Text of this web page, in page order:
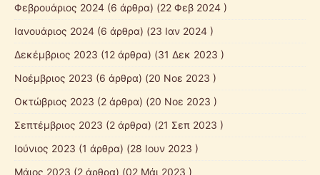
Φεβρουάριος 2024 (6 άρθρα) (22 Φεβ 2024 )
Ιανουάριος 2024 (6 άρθρα) (23 Ιαν 2024 )
Δεκέμβριος 2023 (12 άρθρα) (31 Δεκ 2023 )
Νοέμβριος 2023 (6 άρθρα) (20 Νοε 2023 )
Οκτώβριος 2023 (2 άρθρα) (20 Νοε 2023 )
Σεπτέμβριος 2023 (2 άρθρα) (21 Σεπ 2023 )
Ιούνιος 2023 (1 άρθρα) (28 Ιουν 2023 )
Μάιος 2023 (2 άρθρα) (02 Μάι 2023 )